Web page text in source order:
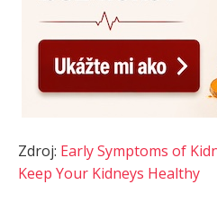
Zdroj: Early Symptoms of
Keep Your Kidneys Healthy